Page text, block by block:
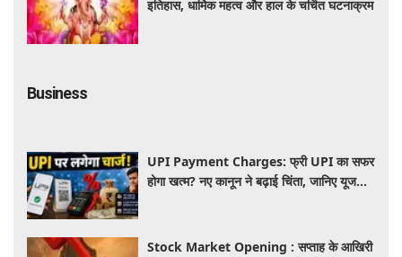
इतिहास, धार्मिक महत्व और हाल के चर्चित घटनाक्रम
Business
UPI Payment Charges: फ्री UPI का सफर
होगा खत्म? नए कानून ने बढ़ाई चिंता, जानिए यूजर्स
Stock Market Opening : सप्ताह के आखिरी